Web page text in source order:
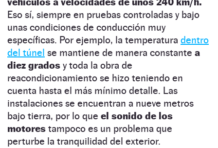
Eso sí, siempre en pruebas controladas y bajo
unas condiciones de conducción muy
específicas. Por ejemplo, la temperatura dentro
del túnel se mantiene de manera constante a
diez grados y toda la obra de
reacondicionamiento se hizo teniendo en
cuenta hasta el más mínimo detalle. Las
instalaciones se encuentran a nueve metros
bajo tierra, por lo que el sonido de los
motores tampoco es un problema que
perturbe la tranquilidad del exterior.